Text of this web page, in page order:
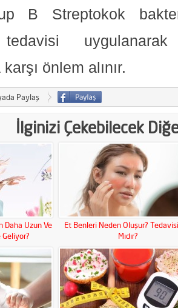
B Streptokok
önlem alınır.
Paylaş
İlginizi Çekebilecek
Daha Uzun Ve
Et Benleri Neden Oluşur?
Mıdır?